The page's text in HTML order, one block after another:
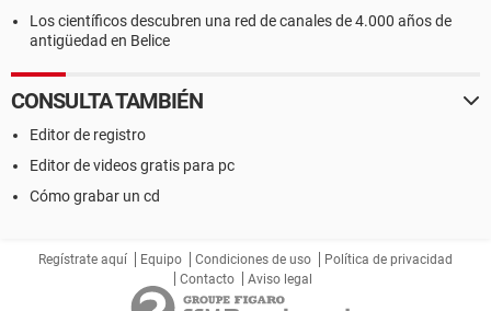
Los científicos descubren una red de canales de 4.000 años de
antigüedad en Belice
CONSULTA TAMBIÉN
Editor de registro
Editor de videos gratis para pc
Cómo grabar un cd
Regístrate aquí Equipo Condiciones de uso
Política de privacidad
Contacto
Aviso legal